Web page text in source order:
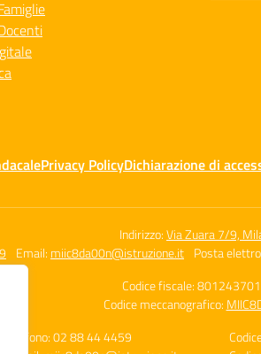
Privacy PolicyDichiarazione di
Indirizzo:Via Zuara 7/9,
Email: miic8da00n@istruzione.it Posta
Codice fiscale:
Codice meccanografico:
Telefono: 02 88 44 4459